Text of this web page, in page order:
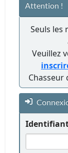
Attention !
Seuls les
Veuillez
Chasseur